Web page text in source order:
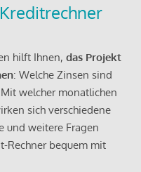
hilft Ihnen, das Projekt
: Welche Zinsen sind
welcher monatlichen
sich verschiedene
und weitere Fragen
Rechner bequem mit